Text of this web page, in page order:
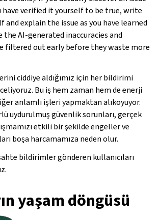
have verified it yourself to be true, write
explain the issue as you have learned
the AI-generated inaccuracies and
filtered out early before they waste more
ciddiye aldığımız için her bildirimi
Bu iş hem zaman hem de enerji
anlamlı işleri yapmaktan alıkoyuyor.
uydurulmuş güvenlik sorunları, gerçek
etkili bir şekilde engeller ve
boşa harcamamıza neden olur.
bildirimler gönderen kullanıcıları
yaşam döngüsü